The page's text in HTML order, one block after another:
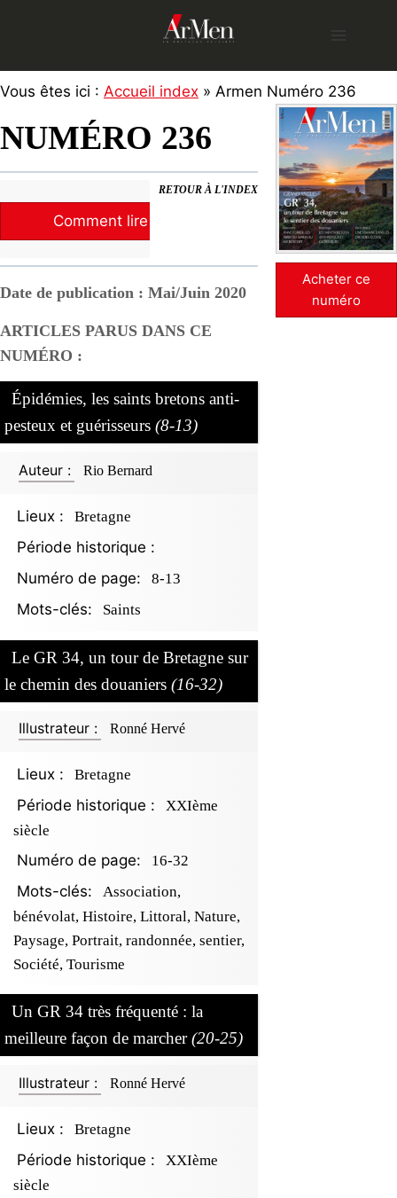
Vous êtes ici : Accueil index » Armen Numéro 236
NUMÉRO 236
RETOUR À L'INDEX
Comment lire la revue ?
Date de publication : Mai/Juin 2020
ARTICLES PARUS DANS CE
NUMÉRO :
Épidémies, les saints bretons anti-
pesteux et guérisseurs (8-13)
Auteur : Rio Bernard
Lieux : Bretagne
Période historique :
Numéro de page:
8-13
Mots-clés: Saints
Le GR 34, un tour de Bretagne sur
le chemin des douaniers (16-32)
Illustrateur : Ronné Hervé
Lieux : Bretagne
Période historique :
XXIème
siècle
Numéro de page: 16-32
Mots-clés:
Association,
bénévolat, Histoire, Littoral, Nature,
Paysage, Portrait, randonnée, sentier,
Société, Tourisme
Un GR 34 très fréquenté : la
meilleure façon de marcher(20-25)
Illustrateur : Ronné Hervé
Lieux : Bretagne
Période historique :
XXIème
siècle
Acheter ce
numéro